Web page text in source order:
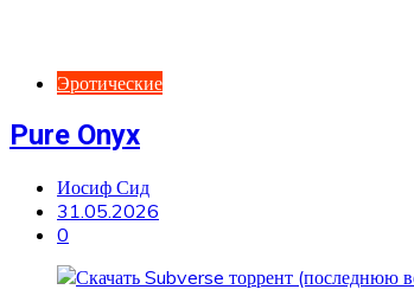
Эротические
Pure Onyx
Иосиф Сид
31.05.2026
0